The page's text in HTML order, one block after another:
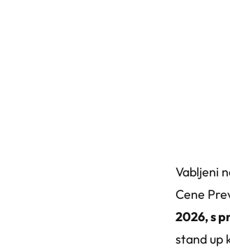
Vabljeni
Cene
2026, s
stand up